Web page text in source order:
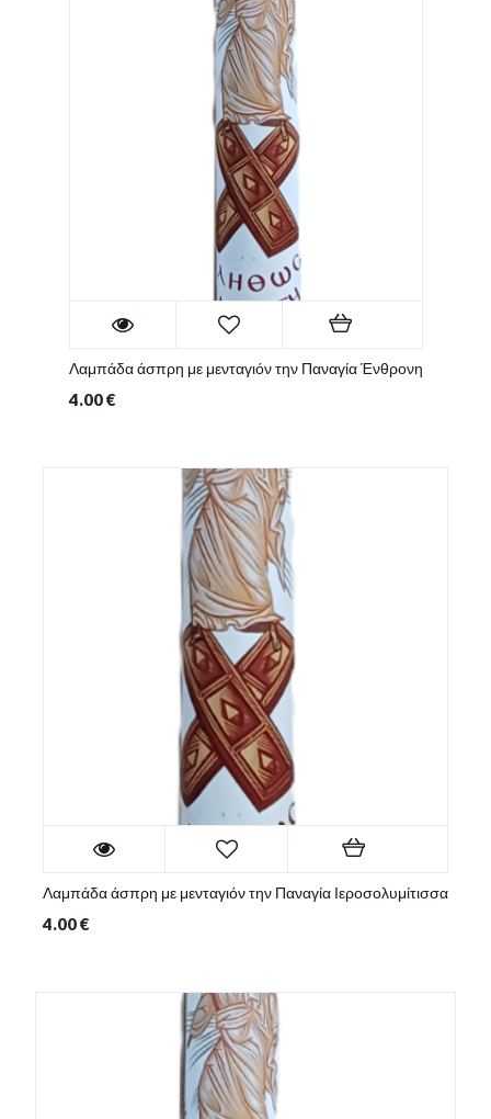
Λαμπάδα άσπρη με μενταγιόν την Παναγία Ένθρονη
4.00€
Λαμπάδα άσπρη με μενταγιόν την Παναγία Ιεροσολυμίτισσα
4.00€